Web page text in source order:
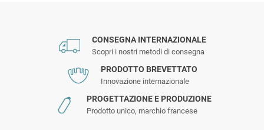
CONSEGNA INTERNAZIONALE
Scopri i nostri metodi di consegna
PRODOTTO BREVETTATO
Innovazione internazionale
PROGETTAZIONE E PRODUZIONE
Prodotto unico, marchio francese